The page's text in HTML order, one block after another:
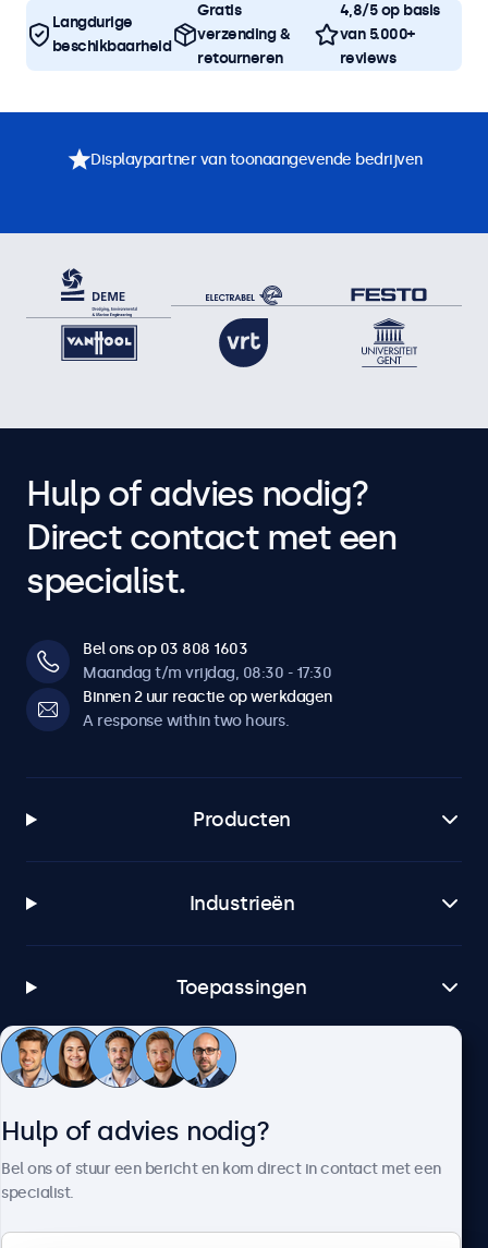
Langdurige
beschikbaarheid
Gratis
verzending &
retourneren
4,8/5 op basis
van 5.000+
reviews
Displaypartner van toonaangevende bedrijven
Hulp of advies nodig?
Direct contact met een
specialist.
Bel ons op 03 808 1603
Maandag t/m vrijdag, 08:30 - 17:30
Binnen 2 uur reactie op werkdagen
A response within two hours.
Producten
Industrieën
Toepassingen
Klantenservice
Hulp of advies nodig?
Bel ons of stuur een bericht en kom direct in contact met een
specialist.